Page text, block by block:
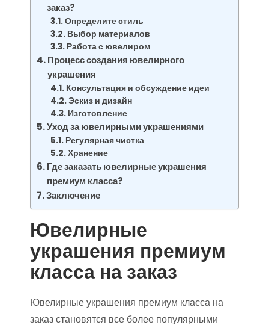
заказ?
Определите стиль
Выбор материалов
Работа с ювелиром
Процесс создания ювелирного
украшения
Консультация и обсуждение идеи
Эскиз и дизайн
Изготовление
Уход за ювелирными украшениями
Регулярная чистка
Хранение
Где заказать ювелирные украшения
премиум класса?
Заключение
Ювелирные
украшения премиум
класса на заказ
Ювелирные украшения премиум класса на
заказ становятся все более популярными